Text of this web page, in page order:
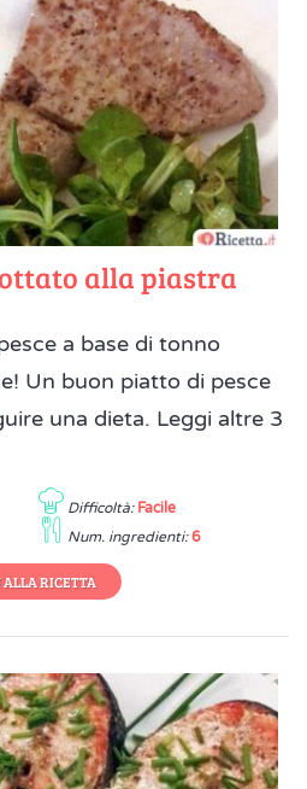
alla piastra
a base di tonno
Un buon piatto di pesce
una dieta. Leggi altre 3
Difficoltà: Facile
Num. ingredienti: 6
ALLA RICETTA